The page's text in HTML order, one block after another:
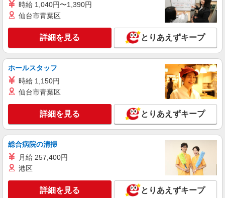
時給1,300円〜1,625円（経験・能力による）
★稼働分前払いOK!!★ ※日払いOK 【月収例】
（月22日勤務／残業20時間） ※①10日／②7日／
③5日勤務 ・基本給：213,980円 ・稼働手当：
18,460円 ・深夜手当：13,292円 ・残業手当：
32,500円 月収27万8,000円以上可能！ ＼今月
入社限定！／ ★ずっと続く！稼働手当あり★ 1時
間ごと＋100円支給 ※残業時も対象 ※入社後は退
続年数 × 1万円の「生産協力金」を支給！
大阪府堺市美原区木材通 ★車・バイク・自転
車通勤OK★
キープ 詳細を見る
派遣社員
パーソルファクトリーパートナーズ株式会社
土日祝休☆木材加工など（日勤）
時給1400円 ※交通費全額支給（規定あり）
【月収例】20.3万円（20日勤務＋残業5h）
詳細を見る
時給 1,040円〜1,390円
仙台市青葉区
詳細を見る とりあえずキープ
ホールスタッフ
時給 1,150円
仙台市青葉区
詳細を見る とりあえずキープ
総合病院の清掃
月給 257,400円
港区
詳細を見る とりあえずキープ